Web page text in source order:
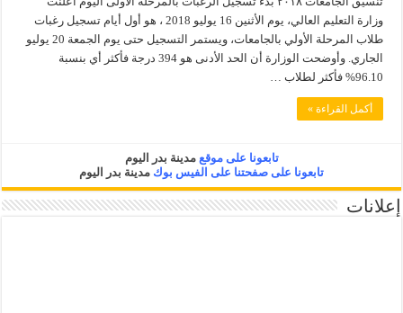
وزارة التعليم العالي، يوم الأثنين 16 يوليو 2018 ، هو أول أيام تسجيل رغبات
طلاب المرحلة الأولي بالجامعات، ويستمر التسجيل حتى يوم الجمعة 20 يوليو
الجاري. وأوضحت الوزارة أن الحد الأدنى هو 394 درجة فأكثر أي بنسبة
96.10% فأكثر لطلاب …
أكمل القراءة »
تابعونا على موقعمدينة بدر اليوم
تابعونا على صفحتنا على الفيس بوك مدينة بدر اليوم
إعلانات